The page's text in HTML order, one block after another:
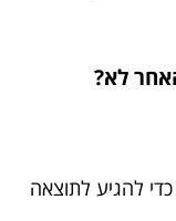
לא?
להגיע לתוצאה